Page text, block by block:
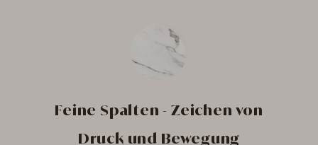
Feine Spalten - Zeichen von
Druck und Bewegung